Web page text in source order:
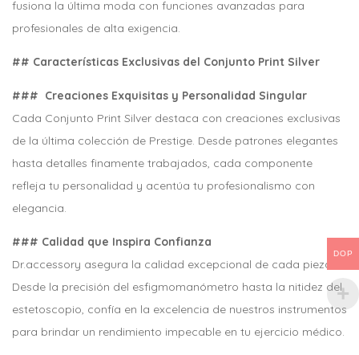
fusiona la última moda con funciones avanzadas para
profesionales de alta exigencia.
## Características Exclusivas del Conjunto Print Silver
### Creaciones Exquisitas y Personalidad Singular
Cada Conjunto Print Silver destaca con creaciones exclusivas
de la última colección de Prestige. Desde patrones elegantes
hasta detalles finamente trabajados, cada componente
refleja tu personalidad y acentúa tu profesionalismo con
elegancia.
### Calidad que Inspira Confianza
Dr.accessory asegura la calidad excepcional de cada pieza.
Desde la precisión del esfigmomanómetro hasta la nitidez del
estetoscopio, confía en la excelencia de nuestros instrumentos
para brindar un rendimiento impecable en tu ejercicio médico.
DOP